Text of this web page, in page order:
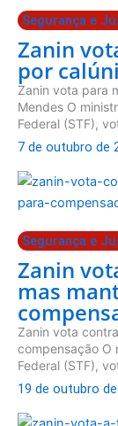
Segurança e
Zanin
por
Zanin vota para
Mendes O
Federal (STF),
7 de outubro de
Segurança e
Zanin
mas
Zanin vota
compensação O
Federal (STF),
19 de outubro